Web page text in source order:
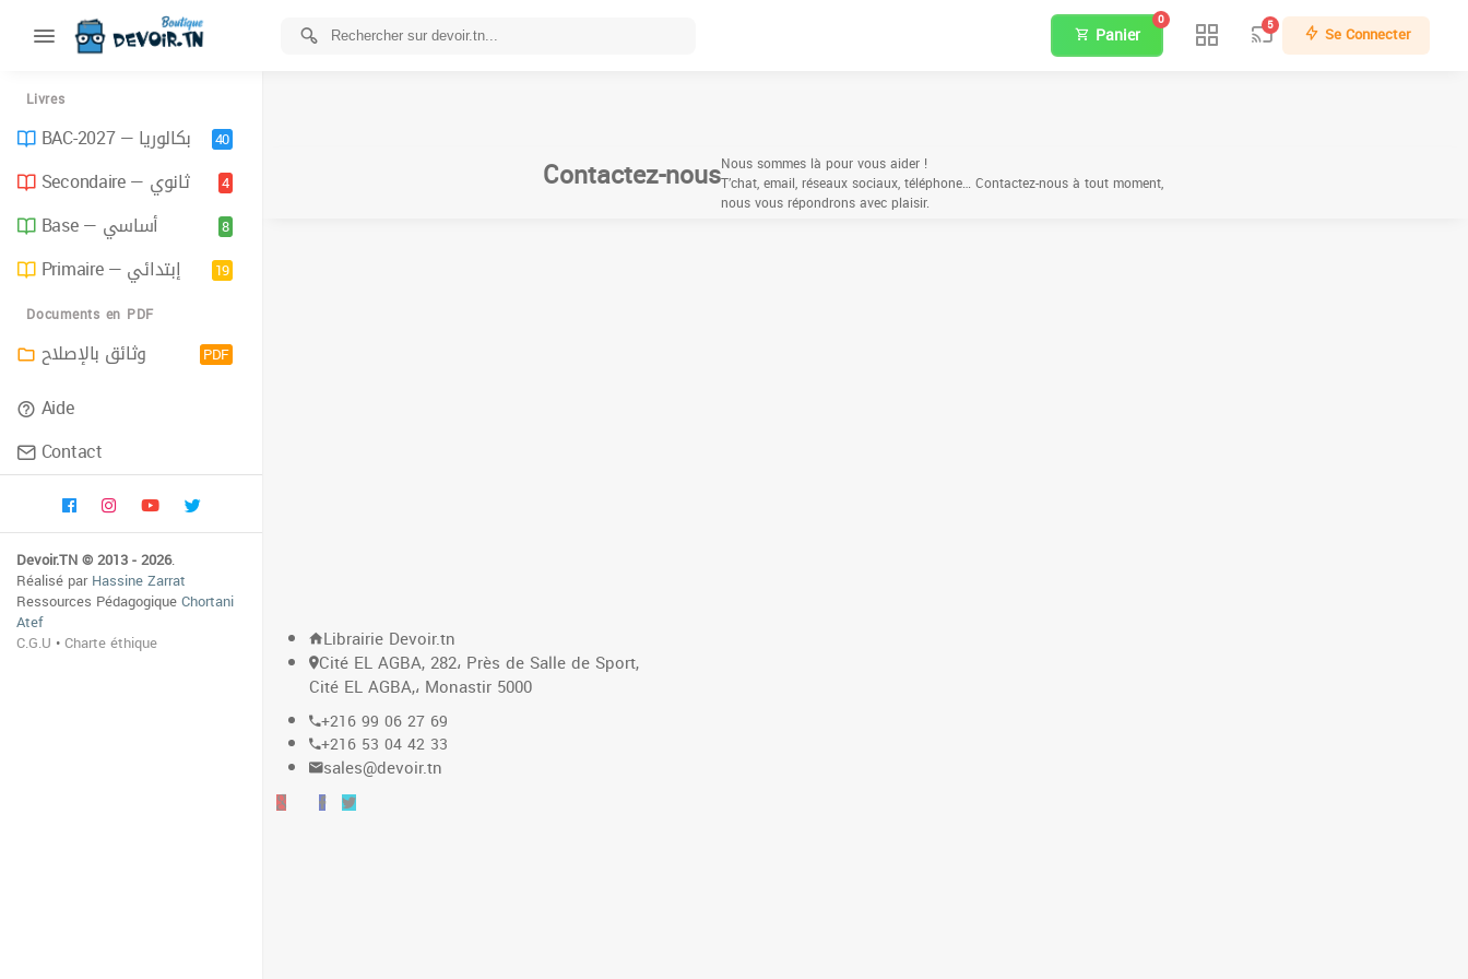
Livres
BAC-2027 — بكالوريا 40
Secondaire — ثانوي 4
Base — أساسي 8
Primaire — إبتدائي 19
Documents en PDF
وثائق بالإصلاح PDF
Aide
Contact
Devoir.TN © 2013 - 2026.
Réalisé parHassine Zarrat
Ressources PédagogiqueChortani
Atef
C.G.U •Charte éthique
Panier
0 5 Se Connecter
Contactez-nousNous sommes là pour vous aider !
T’chat, email, réseaux sociaux, téléphone… Contactez-nous à tout moment,
nous vous répondrons avec plaisir.
Librairie Devoir.tn
Cité EL AGBA, 282، Près de Salle de Sport,
Cité EL AGBA,، Monastir 5000
+216 99 06 27 69
+216 53 04 42 33
sales@devoir.tn